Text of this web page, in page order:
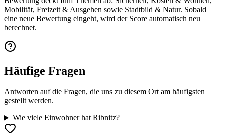
Mobilität, Freizeit & Ausgehen sowie Stadtbild & Natur. Sobald
eine neue Bewertung eingeht, wird der Score automatisch neu
berechnet.
Häufige Fragen
Antworten auf die Fragen, die uns zu diesem Ort am häufigsten
gestellt werden.
Wie viele Einwohner hat Ribnitz?